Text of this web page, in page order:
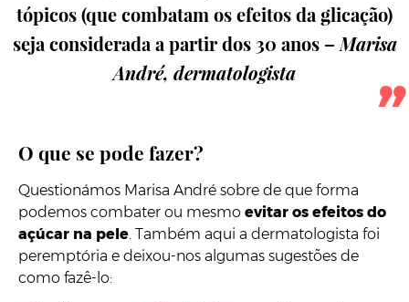
tópicos (que combatam os efeitos da glicação)
seja considerada a partir dos 30 anos – Marisa
André, dermatologista
O que se pode fazer?
Questionámos Marisa André sobre de que forma
podemos combater ou mesmo evitar os efeitos do
açúcar na pele . Também aqui a dermatologista foi
peremptória e deixou-nos algumas sugestões de
como fazê-lo: